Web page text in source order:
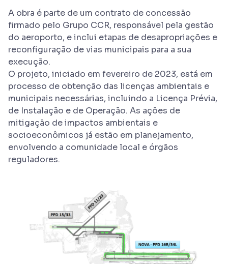
A obra é parte de um contrato de concessão
firmado pelo Grupo CCR, responsável pela gestão
do aeroporto, e inclui etapas de desapropriações e
reconfiguração de vias municipais para a sua
execução.
O projeto, iniciado em fevereiro de 2023, está em
processo de obtenção das licenças ambientais e
municipais necessárias, incluindo a Licença Prévia,
de Instalação e de Operação. As ações de
mitigação de impactos ambientais e
socioeconômicos já estão em planejamento,
envolvendo a comunidade local e órgãos
reguladores.